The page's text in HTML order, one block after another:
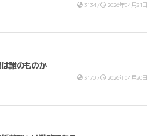
3134 / 2026年04月21日
誰のものか
3170 / 2026年04月20日